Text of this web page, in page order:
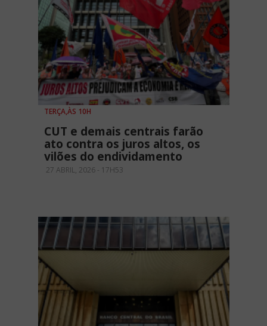
TERÇA,ÀS 10H
CUT e demais centrais farão
ato contra os juros altos, os
vilões do endividamento
27 ABRIL, 2026 - 17H53